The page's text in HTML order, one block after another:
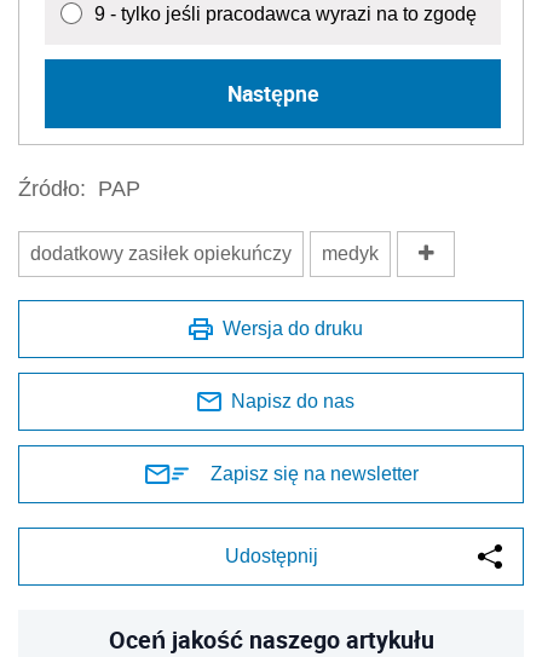
9 - tylko jeśli pracodawca wyrazi na to zgodę
Następne
Źródło: PAP
dodatkowy zasiłek opiekuńczy medyk
Wersja do druku
Napisz do nas
Zapisz się na newsletter
Udostępnij
Oceń jakość naszego artykułu